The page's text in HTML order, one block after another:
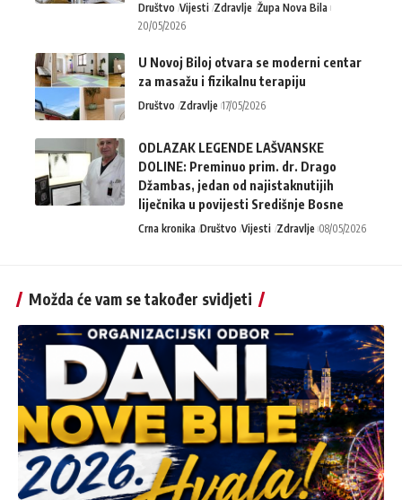
Društvo Vijesti Zdravlje Župa Nova Bila
20/05/2026
U Novoj Biloj otvara se moderni centar
za masažu i fizikalnu terapiju
Društvo Zdravlje 17/05/2026
ODLAZAK LEGENDE LAŠVANSKE
DOLINE: Preminuo prim. dr. Drago
Džambas, jedan od najistaknutijih
liječnika u povijesti Središnje Bosne
Crna kronika Društvo Vijesti Zdravlje 08/05/2026
Možda će vam se također svidjeti